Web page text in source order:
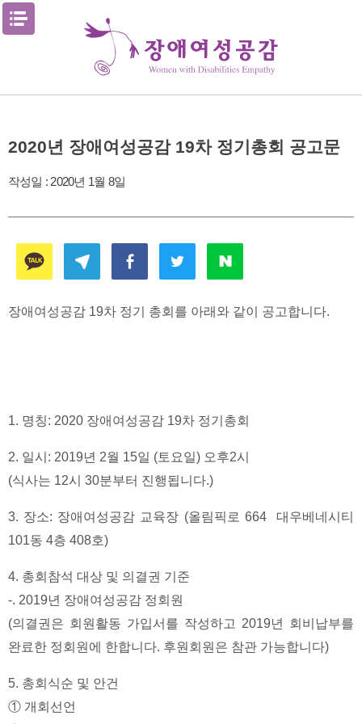
Skip
2020년 장애여성공감 19차 정기총회 공고문
작성일 : 2020년 1월 8일
장애여성공감 19차 정기 총회를 아래와 같이 공고합니다.
1. 명칭: 2020 장애여성공감 19차 정기총회
2. 일시: 2019년 2월 15일 (토요일) 오후2시
(식사는 12시 30분부터 진행됩니다.)
3. 장소: 장애여성공감 교육장 (올림픽로 664 대우베네시티
101동 4층 408호)
4. 총회참석 대상 및 의결권 기준
-. 2019년 장애여성공감 정회원
(의결권은 회원활동 가입서를 작성하고 2019년 회비납부를
완료한 정회원에 한합니다. 후원회원은 참관 가능합니다)
5. 총회식순 및 안건
① 개회선언